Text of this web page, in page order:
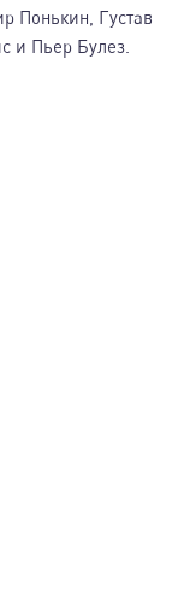
Понькин, Густав
и Пьер Булез.